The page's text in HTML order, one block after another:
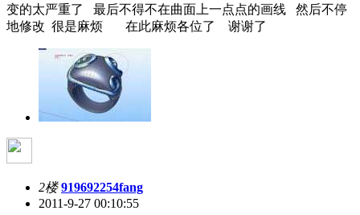
变的太严重了 最后不得不在曲面上一点点的画线 然后不停
地修改 很是麻烦 在此麻烦各位了 谢谢了
2楼 919692254fang
2011-9-27 00:10:55